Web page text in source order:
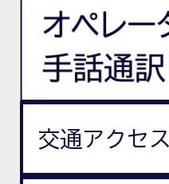
交通アクセス